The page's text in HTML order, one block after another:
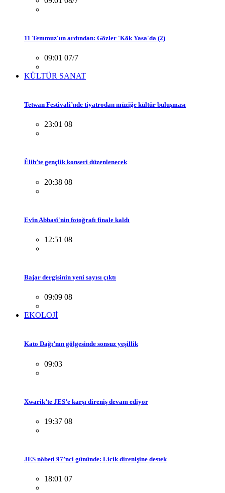
11 Temmuz'un ardından: Gözler 'Kök Yasa'da (2)
09:01 07/7
KÜLTÜR SANAT
Tetwan Festivali’nde tiyatrodan müziğe kültür buluşması
23:01 08
Êlih’te gençlik konseri düzenlenecek
20:38 08
Evîn Abbasî'nin fotoğrafı finale kaldı
12:51 08
Bajar dergisinin yeni sayısı çıktı
09:09 08
EKOLOJİ
Kato Dağı’nın gölgesinde sonsuz yeşillik
09:03
Xwarik’te JES’e karşı direniş devam ediyor
19:37 08
JES nöbeti 97’nci gününde: Licik direnişine destek
18:01 07